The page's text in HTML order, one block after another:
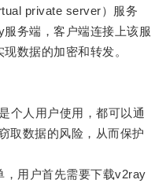
private server）服务
务端，客户端连接上该服
数据的加密和转发。
人用户使用，都可以通
取数据的风险，从而保护
用户首先需要下载v2ray